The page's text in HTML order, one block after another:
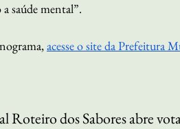
saúde mental”.
acesse o site da Prefeitura
Roteiro dos Sabores abre